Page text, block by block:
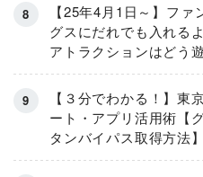
【25年4月1日～】ファ
グスにだれでも入れる
アトラクションはどう
【３分でわかる！】東
ート・アプリ活用術【
タンバイパス取得方法】